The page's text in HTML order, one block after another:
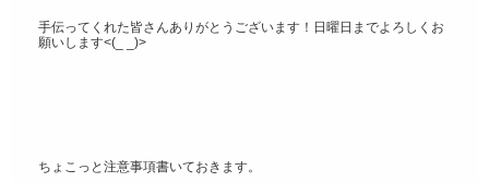
手伝ってくれた皆さんありがとうございます！日曜日までよろしくお
願いします<(_ _)>
ちょこっと注意事項書いておきます。